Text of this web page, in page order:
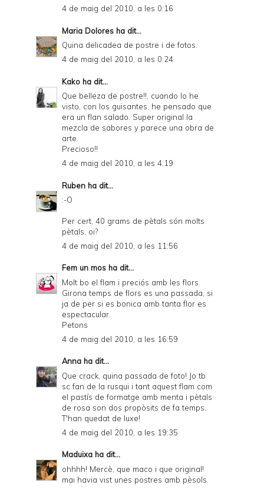
4 de maig del 2010, a les 0:16
Maria Dolores ha dit...
Quina delicadea de postre i de fotos.
4 de maig del 2010, a les 0:24
Kako ha dit...
Que belleza de postre!!, cuando lo he
visto, con los guisantes, he pensado que
era un flan salado. Super original la
mezcla de sabores y parece una obra de
arte.
Precioso!!
4 de maig del 2010, a les 4:19
Ruben ha dit...
:-O
Per cert, 40 grams de pètals són molts
pètals, oi?
4 de maig del 2010, a les 11:56
Fem un mos ha dit...
Molt bo el flam i preciós amb les flors.
Girona temps de flors es una passada, si
ja de per si es bonica amb tanta flor es
espectacular.
Petons
4 de maig del 2010, a les 16:59
Anna ha dit...
Que crack, quina passada de foto! Jo tb
sc fan de la rusqui i tant aquest flam com
el pastís de formatge amb menta i pètals
de rosa son dos propòsits de fa temps.
T'han quedat de luxe!
4 de maig del 2010, a les 19:35
Maduixa ha dit...
ohhhh! Mercè, que maco i que original!
mai havia vist unes postres amb pèsols.